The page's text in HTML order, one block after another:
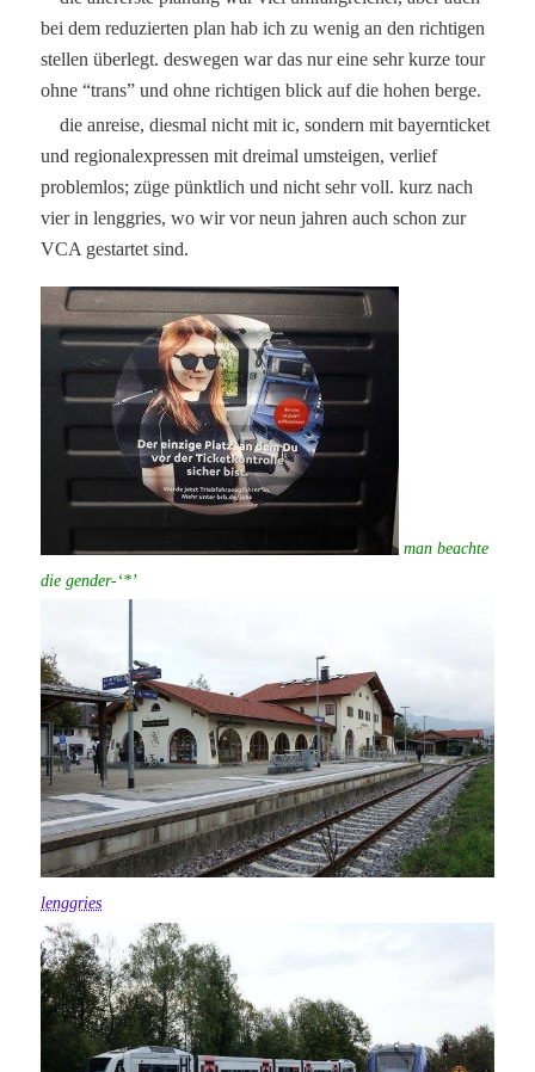
bei dem reduzierten plan hab ich zu wenig an den richtigen
stellen überlegt. deswegen war das nur eine sehr kurze tour
ohne “trans” und ohne richtigen blick auf die hohen berge.
die anreise, diesmal nicht mit ic, sondern mit bayernticket
und regionalexpressen mit dreimal umsteigen, verlief
problemlos; züge pünktlich und nicht sehr voll. kurz nach
vier in lenggries, wo wir vor neun jahren auch schon zur
VCA gestartet sind.
man beachte
die gender-‘*’
lenggries